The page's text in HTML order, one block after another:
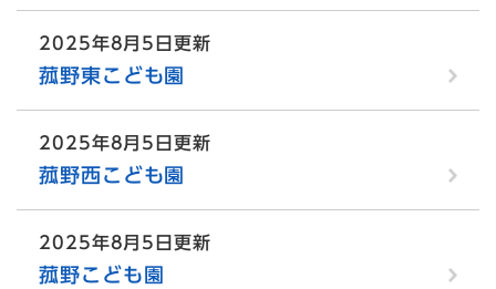
2025年8月5日更新
菰野東こども園
2025年8月5日更新
菰野西こども園
2025年8月5日更新
菰野こども園